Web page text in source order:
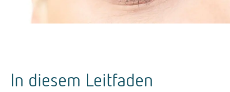
In diesem Leitfaden